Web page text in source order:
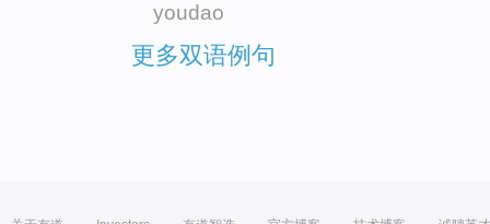
youdao
更多双语例句